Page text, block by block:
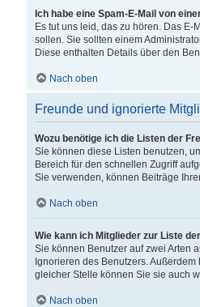
Ich habe eine Spam-E-Mail von
Es tut uns leid, das zu hören. Das
sollen. Sie sollten einem
Diese enthalten Details über den
Nach oben
Freunde und ignorierte
Wozu benötige ich die Listen der
Sie können diese Listen benutzen,
Bereich für den schnellen Zugriff
Sie verwenden, können Beiträge
Nach oben
Wie kann ich Mitglieder zur Liste
Sie können Benutzer auf zwei Arten
Ignorieren des Benutzers.
gleicher Stelle können Sie sie auch
Nach oben